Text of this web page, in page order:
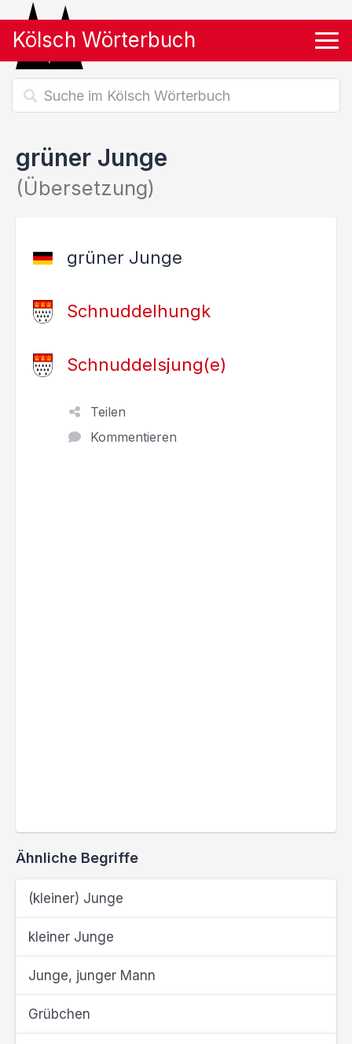
Kölsch Wörterbuch
grüner Junge
(Übersetzung)
grüner Junge
Schnuddelhungk
Schnuddelsjung(e)
Teilen
Kommentieren
Ähnliche Begriffe
(kleiner) Junge
kleiner Junge
Junge, junger Mann
Grübchen